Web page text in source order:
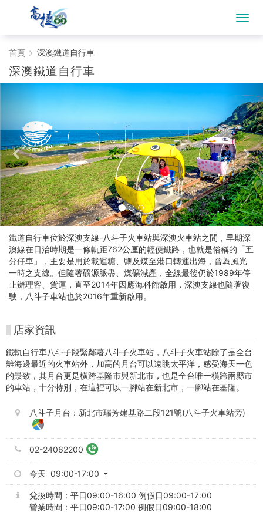
深
澳
鐵
道
自
行
車
-
Gojet
krtco
高
好
玩
卡-
捷
市
集
首頁 深澳鐵道自行車
深澳鐵道自行車
鐵道自行車位於深澳支線-八斗子火車站與深澳火車站之間，早期深
澳線在日治時期是一條軌距762公厘的輕便鐵路，也就是俗稱的「五
分仔車」，主要是用於載運糖、鹽及煤至港口轉運出海，曾為風光
一時之支線。但隨著礦源脈盡、煤礦減產，全線最後仍於1989年停
止辦理客、貨運，直至2014年因應海科館啟用，深澳支線也隨著復
駛，八斗子車站也於2016年重新啟用。
店家資訊
鐵軌自行車八斗子段緊鄰著八斗子火車站，八斗子火車站除了是全台
離海邊最近的火車站外，加高的月台可以遠眺太平洋，感受海天一色
的景致，其月台更是橫跨基隆市與新北市，也是全台唯一橫跨兩縣市
的車站，十分特別，在這裡可以一腳站在新北市，一腳站在基隆。
八斗子月台：新北市瑞芳建基路二段121號(八斗子火車站旁)
02-24062200
今天 09:00-17:00
兌換時間：平日09:00-16:00 例假日09:00-17:00
營業時間：平日09:00-17:00 例假日09:00-18:00